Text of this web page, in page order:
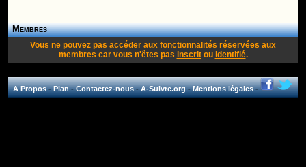
Membres
Vous ne pouvez pas accéder aux fonctionnalités réservées aux
membres car vous n'êtes pas inscritou identifié.
A Propos-Plan-Contactez-nous-A-Suivre.org-Mentions légales-